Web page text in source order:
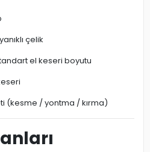
çelik
el keseri boyutu
(kesme / yontma / kırma)